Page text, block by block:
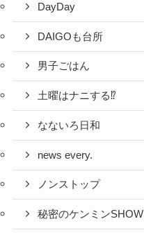
DayDay
DAIGOも台所
男子ごはん
土曜はナニする⁉
なないろ日和
news every.
ノンストップ
秘密のケンミンSHOW